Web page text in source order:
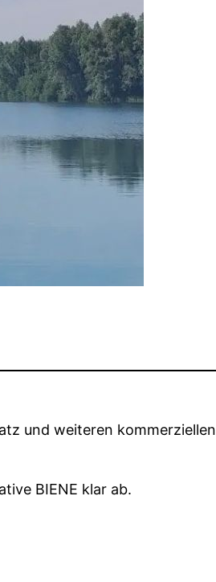
und weiteren kommerziellen
BIENE klar ab.